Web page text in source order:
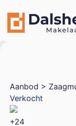
Aanbod >
Verkocht
+24